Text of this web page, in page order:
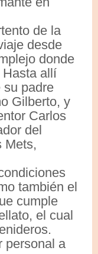
de la
desde
donde
Hasta allí
su padre
Gilberto, y
Carlos
del
Mets,
también el
cumple
el cual
personal a